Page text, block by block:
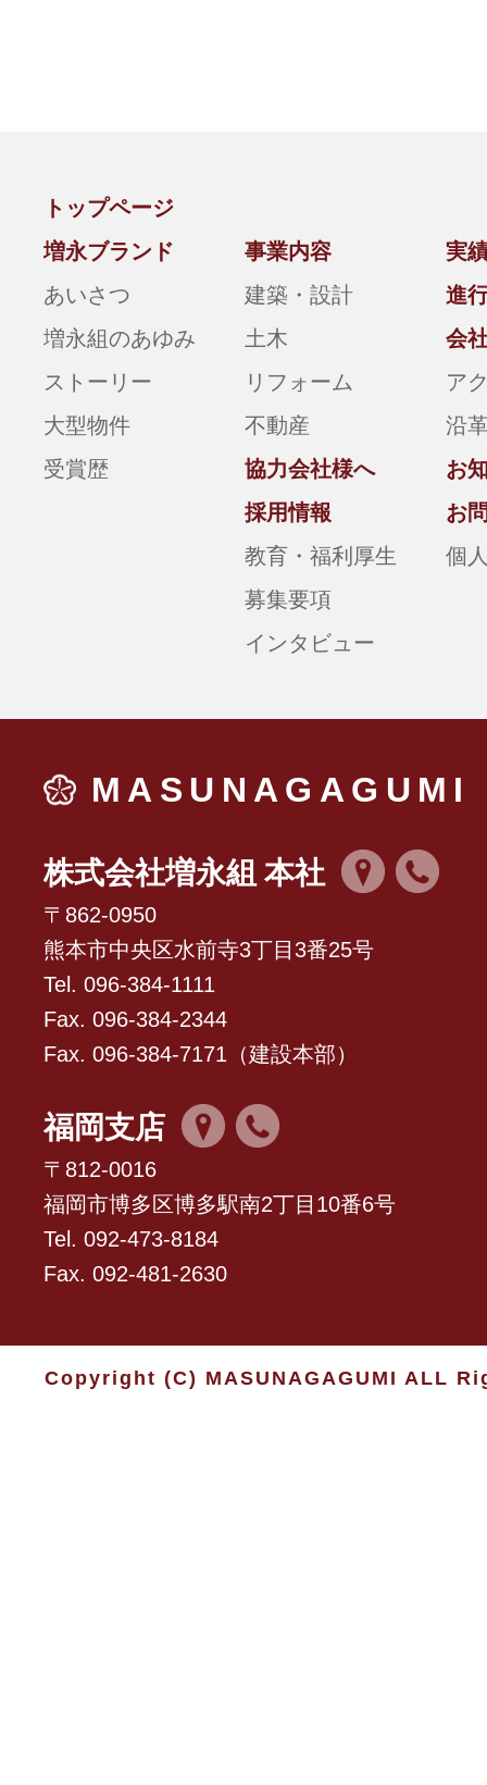
トップページ
増永ブランド
あいさつ
増永組のあゆみ
ストーリー
大型物件
受賞歴
事業内容
建築・設計
土木
リフォーム
不動産
実
進
会
ア
沿
協力会社様へ
採用情報
教育・福利厚生
募集要項
インタビュー
お
お
個
MASUNAGAGUMI
株式会社増永組 本社
〒862-0950
熊本市中央区水前寺3丁目3番25号
Tel. 096-384-1111
Fax. 096-384-2344
Fax. 096-384-7171（建設本部）
福岡支店
〒812-0016
福岡市博多区博多駅南2丁目10番6号
Tel. 092-473-8184
Fax. 092-481-2630
Copyright (C) MASUNAGAGUMI ALL